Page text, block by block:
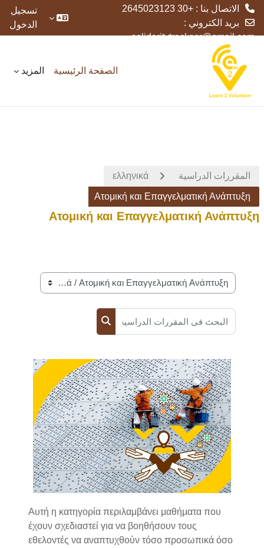
الاتصال بنا : +30 2645023123
بريد الكتروني :
solidaritytracksgr@gmail.com
تسجيل
الدخول
الصفحة الرئيسية المزيد
المقررات الدراسية ελληνικά
Ατομική και Επαγγελματική Ανάπτυξη
Ατομική και Επαγγελματική Ανάπτυξη
تصنيفات المقررات
البحث في المقررات الدراسية
البحث في المقررات
Αυτή η κατηγορία περιλαμβάνει μαθήματα που
έχουν σχεδιαστεί για να βοηθήσουν τους
εθελοντές να αναπτυχθούν τόσο προσωπικά όσο